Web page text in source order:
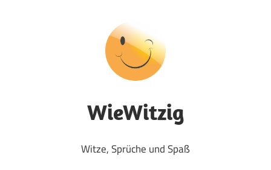
WieWitzig
Witze, Sprüche und Spaß